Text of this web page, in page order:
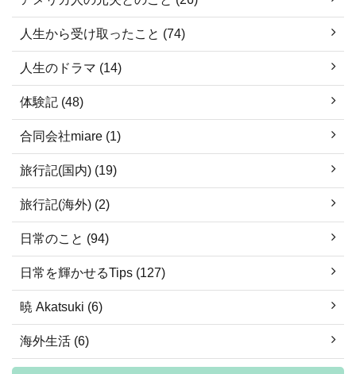
人生から受け取ったこと (74)
人生のドラマ (14)
体験記 (48)
合同会社miare (1)
旅行記(国内) (19)
旅行記(海外) (2)
日常のこと (94)
日常を輝かせるTips (127)
暁 Akatsuki (6)
海外生活 (6)